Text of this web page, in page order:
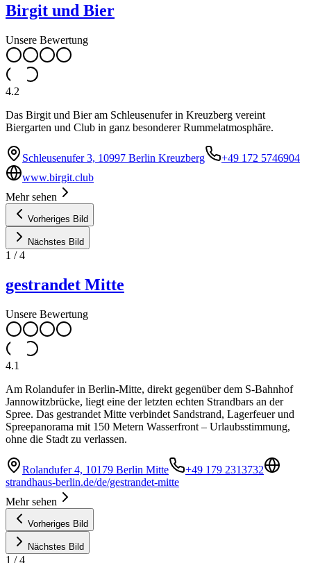
Birgit und Bier
Unsere Bewertung
4.2
Das Birgit und Bier am Schleusenufer in Kreuzberg vereint
Biergarten und Club in ganz besonderer Rummelatmosphäre.
Schleusenufer 3, 10997 Berlin Kreuzberg
+49 172 5746904
www.birgit.club
Mehr sehen
Vorheriges Bild
Nächstes Bild
1 /4
gestrandet Mitte
Unsere Bewertung
4.1
Am Rolandufer in Berlin-Mitte, direkt gegenüber dem S-Bahnhof
Jannowitzbrücke, liegt eine der letzten echten Strandbars an der
Spree. Das gestrandet Mitte verbindet Sandstrand, Lagerfeuer und
Spreepanorama mit 150 Metern Wasserfront – Urlaubsstimmung,
ohne die Stadt zu verlassen.
Rolandufer 4, 10179 Berlin Mitte
+49 179 2313732
strandhaus-berlin.de/de/gestrandet-mitte
Mehr sehen
Vorheriges Bild
Nächstes Bild
1 /4